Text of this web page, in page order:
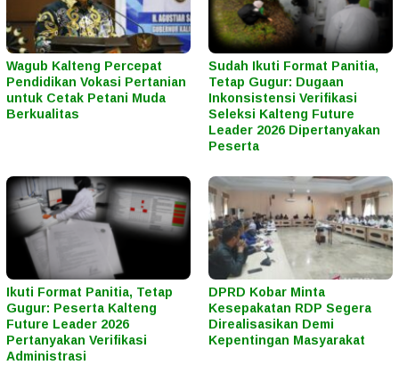
Wagub Kalteng Percepat
Pendidikan Vokasi Pertanian
untuk Cetak Petani Muda
Berkualitas
Sudah Ikuti Format Panitia,
Tetap Gugur: Dugaan
Inkonsistensi Verifikasi
Seleksi Kalteng Future
Leader 2026 Dipertanyakan
Peserta
Ikuti Format Panitia, Tetap
Gugur: Peserta Kalteng
Future Leader 2026
Pertanyakan Verifikasi
Administrasi
DPRD Kobar Minta
Kesepakatan RDP Segera
Direalisasikan Demi
Kepentingan Masyarakat